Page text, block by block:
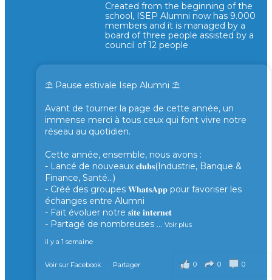
Created from the beginning of the
school, ISEP Alumni now has 9.000
members and it is managed by a
board of three people assisted by a
council of 12 people
⛱️ Pause estivale Isep Alumni ⛱️
Avant de tourner la page de cette année, un
immense merci à tous ceux qui font vivre notre
réseau au quotidien.
Cette année, ensemble, nous avons :
- Lancé de nouveaux 𝐜𝐥𝐮𝐛𝐬(Industrie, Banque &
Finance, Santé...)
- Créé des groupes 𝐖𝐡𝐚𝐭𝐬𝐀𝐩𝐩 pour favoriser les
échanges entre Alumni
- Fait évoluer notre 𝐬𝐢𝐭𝐞 𝐢𝐧𝐭𝐞𝐫𝐧𝐞𝐭
- Partagé de nombreuses ... Voir plus
il y a 1 semaine
0 0 0
Voir sur Facebook · Partager